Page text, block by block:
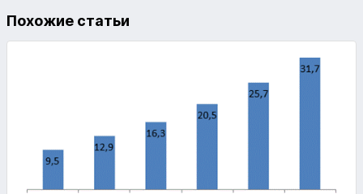
Похожие статьи